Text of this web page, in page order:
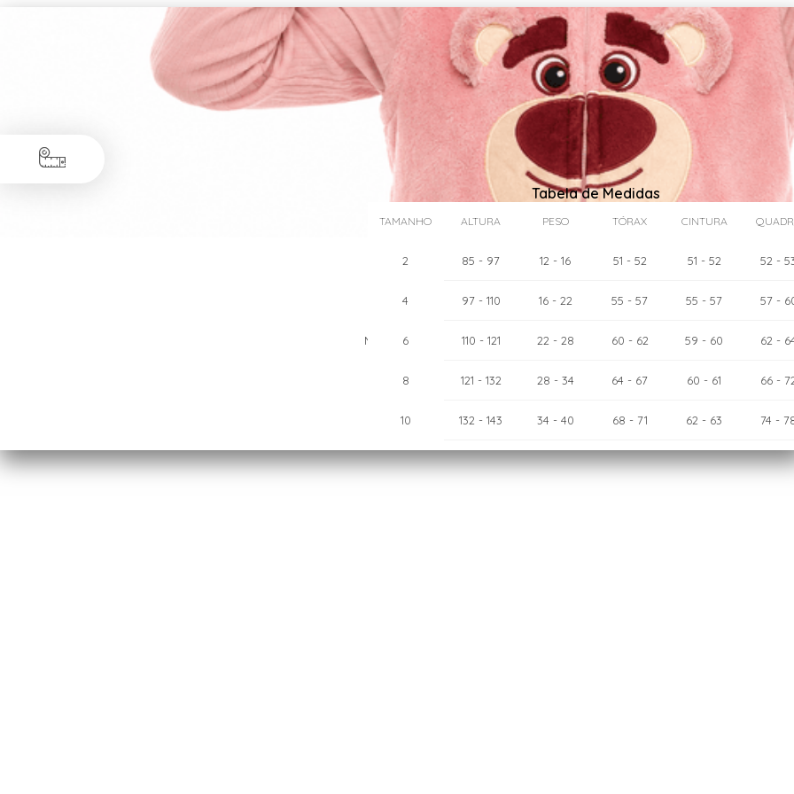
Tabela de Medidas
TAMANHO ALTURA PESO TÓRAX CINTURA
2 85 - 97 12 - 16 51 - 52 51 - 52 52 -
4 97- 110 16- 22 55 - 57 55 - 57 57-
6 110 - 121 22 - 28 60 - 62 59 - 60 62 -
8 121 - 132 28 - 34 64 - 67 60 - 61 66 -
10 132 - 143 34 - 40 68 - 71 62 - 63 74 -
12 143- 154 40- 46 71- 75 63- 65 78-
Medidas: